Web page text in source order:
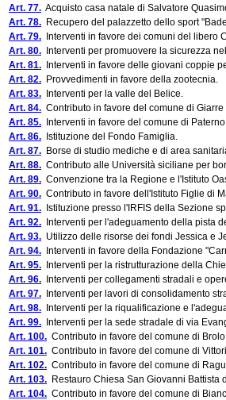
Art. 77. Acquisto casa natale di Salvatore
Art. 78. Recupero del palazzetto dello sport
Art. 79. Interventi in favore dei comuni del libero
Art. 80. Interventi per promuovere la sicurezza
Art. 81. Interventi in favore delle giovani coppie
Art. 82. Provvedimenti in favore della zootecnia.
Art. 83. Interventi per la valle del Belice.
Art. 84. Contributo in favore del comune di
Art. 85. Interventi in favore del comune di
Art. 86. Istituzione del Fondo Famiglia.
Art. 87. Borse di studio mediche e di area
Art. 88. Contributo alle Università siciliane per
Art. 89. Convenzione tra la Regione e l'Istituto
Art. 90. Contributo in favore dell'Istituto Figlie di
Art. 91. Istituzione presso l'IRFIS della Sezione
Art. 92. Interventi per l'adeguamento della pista
Art. 93. Utilizzo delle risorse dei fondi Jessica e
Art. 94. Interventi in favore della Fondazione
Art. 95. Interventi per la ristrutturazione della
Art. 96. Interventi per collegamenti stradali e
Art. 97. Interventi per lavori di consolidamento
Art. 98. Interventi per la riqualificazione e
Art. 99. Interventi per la sede stradale di via
Art. 100. Contributo in favore del comune di
Art. 101. Contributo in favore del comune di
Art. 102. Contributo in favore del comune di
Art. 103. Restauro Chiesa San Giovanni Battista
Art. 104. Contributo in favore del comune di